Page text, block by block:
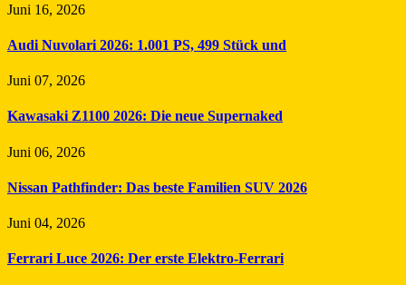
Juni 16, 2026
Audi Nuvolari 2026: 1.001 PS, 499 Stück und
Juni 07, 2026
Kawasaki Z1100 2026: Die neue Supernaked
Juni 06, 2026
Nissan Pathfinder: Das beste Familien SUV 2026
Juni 04, 2026
Ferrari Luce 2026: Der erste Elektro-Ferrari